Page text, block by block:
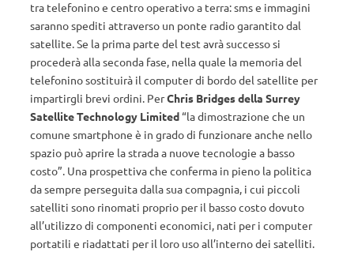
tra telefonino e centro operativo a terra: sms e immagini
saranno spediti attraverso un ponte radio garantito dal
satellite. Se la prima parte del test avrà successo si
procederà alla seconda fase, nella quale la memoria del
telefonino sostituirà il computer di bordo del satellite per
impartirgli brevi ordini. PerChris Bridgesdella Surrey
Satellite Technology Limited“la dimostrazione che un
comune smartphone è in grado di funzionare anche nello
spazio può aprire la strada a nuove tecnologie a basso
costo”. Una prospettiva che conferma in pieno la politica
da sempre perseguita dalla sua compagnia, i cui piccoli
satelliti sono rinomati proprio per il basso costo dovuto
all’utilizzo di componenti economici, nati per i computer
portatili e riadattati per il loro uso all’interno dei satelliti.